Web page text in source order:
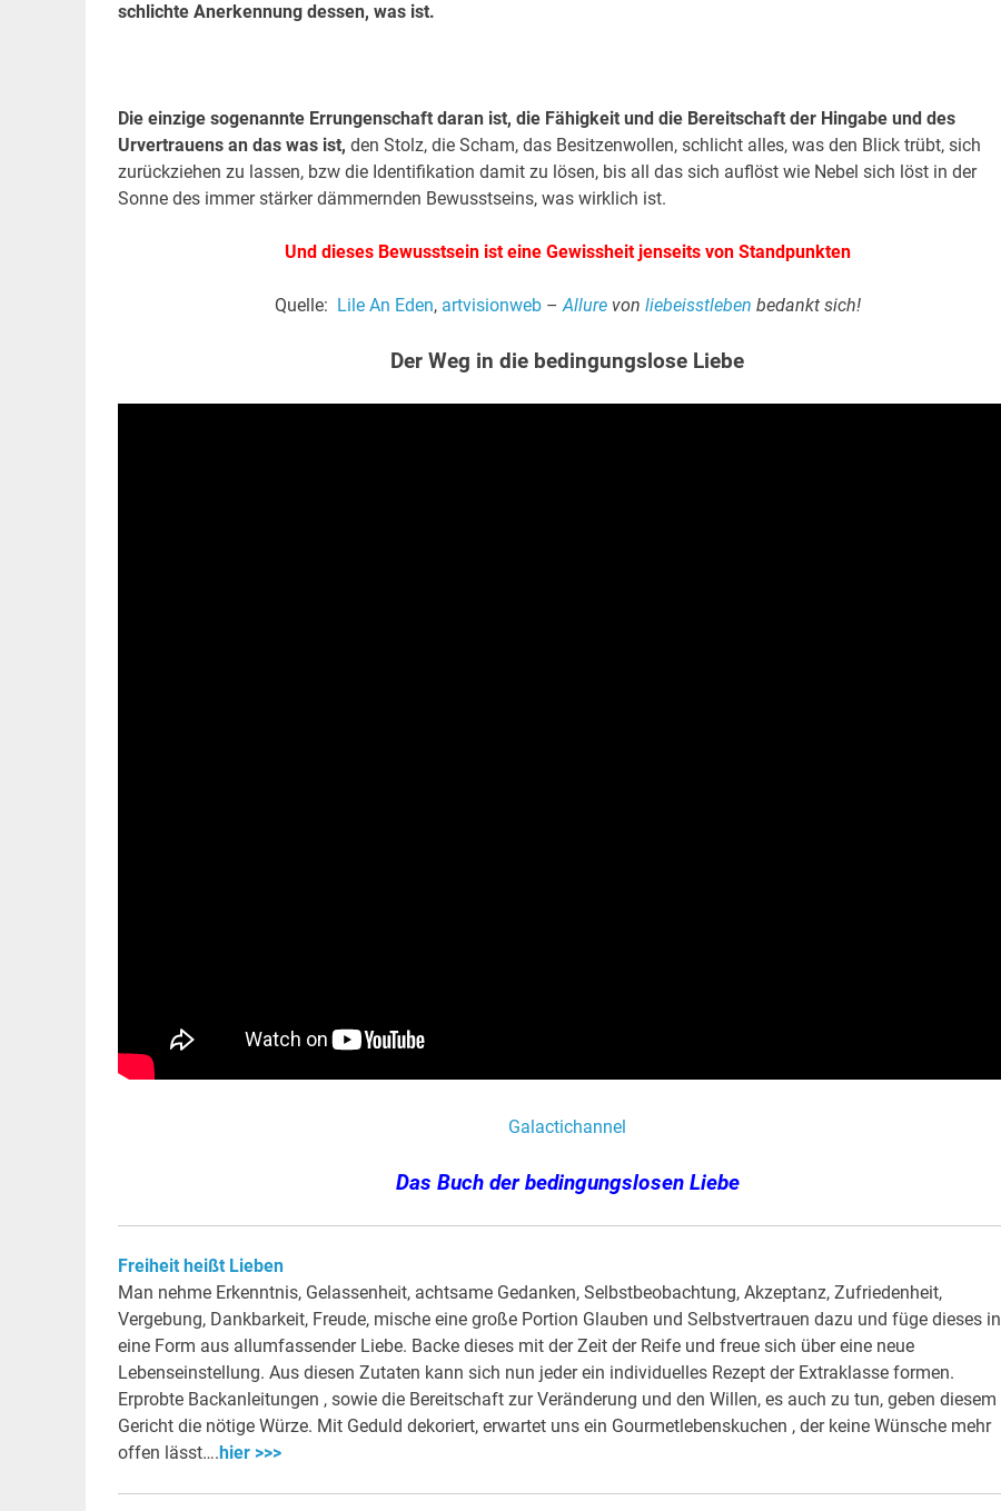
schlichte Anerkennung dessen, was ist.
Die einzige sogenannte Errungenschaft daran ist, die Fähigkeit und die Bereitschaft der Hingabe und des
Urvertrauens an das was ist, den Stolz, die Scham, das Besitzenwollen, schlicht alles, was den Blick trübt, sich
zurückziehen zu lassen, bzw die Identifikation damit zu lösen, bis all das sich auflöst wie Nebel sich löst in der
Sonne des immer stärker dämmernden Bewusstseins, was wirklich ist.
Und dieses Bewusstsein ist eine Gewissheit jenseits von Standpunkten
Quelle: Lile An Eden, artvisionweb–Allure von liebeisstleben bedankt sich!
Der Weg in die bedingungslose Liebe
Galactichannel
Das Buch der bedingungslosen Liebe
Freiheit heißt Lieben
Man nehme Erkenntnis, Gelassenheit, achtsame Gedanken, Selbstbeobachtung, Akzeptanz, Zufriedenheit,
Vergebung, Dankbarkeit, Freude, mische eine große Portion Glauben und Selbstvertrauen dazu und füge dieses in
eine Form aus allumfassender Liebe. Backe dieses mit der Zeit der Reife und freue sich über eine neue
Lebenseinstellung. Aus diesen Zutaten kann sich nun jeder ein individuelles Rezept der Extraklasse formen.
Erprobte Backanleitungen , sowie die Bereitschaft zur Veränderung und den Willen, es auch zu tun, geben diesem
Gericht die nötige Würze. Mit Geduld dekoriert, erwartet uns ein Gourmetlebenskuchen , der keine Wünsche mehr
offen lässt…. hier >>>